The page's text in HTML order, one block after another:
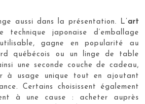
aussi dans la présentation. L’art
technique japonaise d’emballage
gagne en popularité au
québécois ou un linge de table
une seconde couche de cadeau,
à usage unique tout en ajoutant
Certains choisissent également
à une cause : acheter auprès